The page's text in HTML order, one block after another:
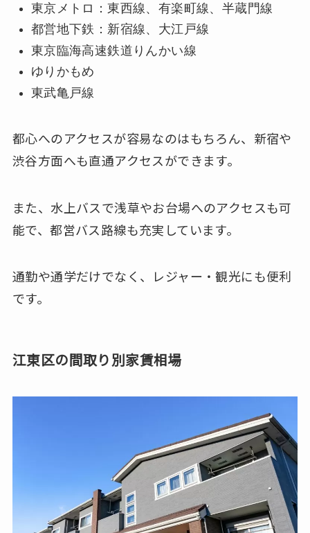
東京メトロ：東西線、有楽町線、半蔵門線
都営地下鉄：新宿線、大江戸線
東京臨海高速鉄道りんかい線
ゆりかもめ
東武亀戸線
都心へのアクセスが容易なのはもちろん、新宿や
渋谷方面へも直通アクセスができます。
また、水上バスで浅草やお台場へのアクセスも可
能で、都営バス路線も充実しています。
通勤や通学だけでなく、レジャー・観光にも便利
です。
江東区の間取り別家賃相場